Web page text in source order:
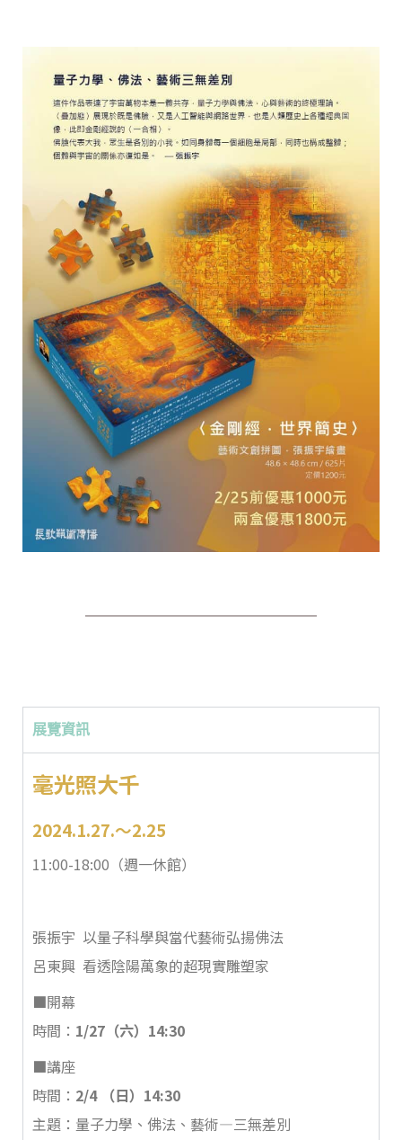
展覽資訊
毫光照大千
2024.1.27.〜2.25
11:00-18:00（週一休館）
張振宇 以量子科學與當代藝術弘揚佛法
呂東興 看透陰陽萬象的超現實雕塑家
■開幕
時間： 1/27（六）14:30
■講座
時間： 2/4 （日）14:30
主題：量子力學、佛法、藝術—三無差別